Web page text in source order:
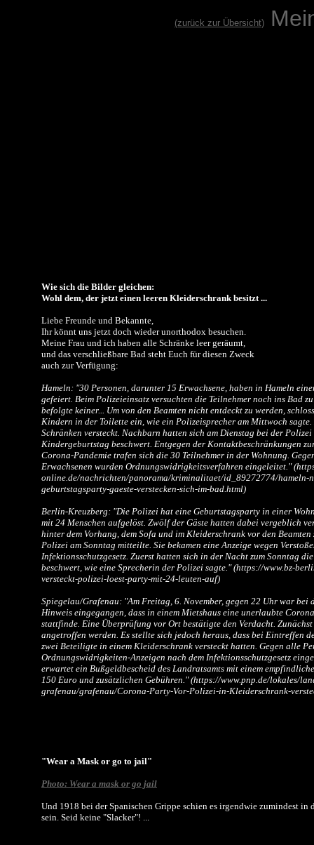
(zurück zur Übersicht)
Wie sich die Bilder gleichen:
Wohl dem, der jetzt einen leeren Kleiderschrank besitzt ...
Liebe Freunde und Bekannte,
Ihr könnt uns jetzt doch wieder unorthodox besuchen.
Meine Frau und ich haben alle Schränke leer geräumt,
und das verschließbare Bad steht Euch für diesen Zweck
auch zur Verfügung:
Hameln: "30 Personen, darunter 15 Erwachsene, haben in Hameln
gefeiert. Beim Polizeieinsatz versuchten die Teilnehmer noch ins Bad
befolgte keiner... Um von den Beamten nicht entdeckt zu werden,
Kindern in der Toilette ein, wie ein Polizeisprecher am Mittwoch
Schränken versteckt. Nachbarn hatten sich am Dienstag bei der Polizei
Kindergeburtstag beschwert. Entgegen der Kontaktbeschränkungen
Corona-Pandemie trafen sich die 30 Teilnehmer in der Wohnung.
Erwachsenen wurden Ordnungswidrigkeitsverfahren eingeleitet."
online.de/nachrichten/panorama/kriminalitaet/id_89272774/hameln-
geburtstagsparty-gaeste-verstecken-sich-im-bad.html)
Berlin-Kreuzberg: "Die Polizei hat eine Geburtstagsparty in einer
mit 24 Menschen aufgelöst. Zwölf der Gäste hatten dabei vergeblich
hinter dem Vorhang, dem Sofa und im Kleiderschrank vor den Beamten
Polizei am Sonntag mitteilte. Sie bekamen eine Anzeige wegen
Infektionsschutzgesetz. Zuerst hatten sich in der Nacht zum Sonntag
beschwert, wie eine Sprecherin der Polizei sagte." (https://www.bz-
versteckt-polizei-loest-party-mit-24-leuten-auf)
Spiegelau/Grafenau: "Am Freitag, 6. November, gegen 22 Uhr war bei
Hinweis eingegangen, dass in einem Mietshaus eine unerlaubte
stattfinde. Eine Überprüfung vor Ort bestätigte den Verdacht.
angetroffen werden. Es stellte sich jedoch heraus, dass bei Eintreffen
zwei Beteiligte in einem Kleiderschrank versteckt hatten. Gegen alle
Ordnungswidrigkeiten-Anzeigen nach dem Infektionsschutzgesetz
erwartet ein Bußgeldbescheid des Landratsamts mit einem
150 Euro und zusätzlichen Gebühren." (https://www.pnp.de/lokales/
grafenau/grafenau/Corona-Party-Vor-Polizei-in-Kleiderschrank-
"Wear a Mask or go to jail"
Photo: Wear a mask or go jail
Und 1918 bei der Spanischen Grippe schien es irgendwie zumindest in
sein. Seid keine "Slacker"! ...